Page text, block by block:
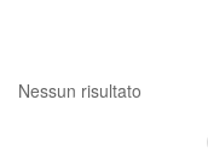
Nessun risultato